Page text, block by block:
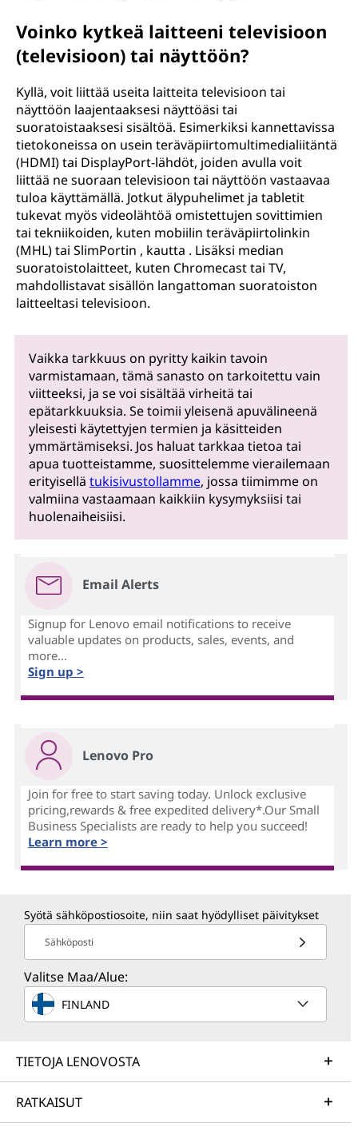
Voinko kytkeä laitteeni televisioon
(televisioon) tai näyttöön?
Kyllä, voit liittää useita laitteita televisioon tai
näyttöön laajentaaksesi näyttöäsi tai
suoratoistaaksesi sisältöä. Esimerkiksi kannettavissa
tietokoneissa on usein teräväpiirtomultimedialiitäntä
(HDMI) tai DisplayPort-lähdöt, joiden avulla voit
liittää ne suoraan televisioon tai näyttöön vastaavaa
tuloa käyttämällä. Jotkut älypuhelimet ja tabletit
tukevat myös videolähtöä omistettujen sovittimien
tai tekniikoiden, kuten mobiilin teräväpiirtolinkin
(MHL) tai SlimPortin , kautta . Lisäksi median
suoratoistolaitteet, kuten Chromecast tai TV,
mahdollistavat sisällön langattoman suoratoiston
laitteeltasi televisioon.
Vaikka tarkkuus on pyritty kaikin tavoin
varmistamaan, tämä sanasto on tarkoitettu vain
viitteeksi, ja se voi sisältää virheitä tai
epätarkkuuksia. Se toimii yleisenä apuvälineenä
yleisesti käytettyjen termien ja käsitteiden
ymmärtämiseksi. Jos haluat tarkkaa tietoa tai
apua tuotteistamme, suosittelemme vierailemaan
erityisellä tukisivustollamme, jossa tiimimme on
valmiina vastaamaan kaikkiin kysymyksiisi tai
huolenaiheisiisi.
Email Alerts
Signup for Lenovo email notifications to receive
valuable updates on products, sales, events, and
more...
Sign up >
Lenovo Pro
Join for free to start saving today. Unlock exclusive
pricing,rewards & free expedited delivery*.Our Small
Business Specialists are ready to help you succeed!
Learn more >
Syötä sähköpostiosoite, niin saat hyödylliset päivitykset
Sähköposti
Valitse Maa/Alue:
FINLAND
TIETOJA LENOVOSTA
RATKAISUT